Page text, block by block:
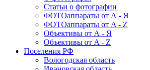
Статьи о фотографии
ФОТОаппараты от А - Я
ФОТОаппараты от A - Z
Объективы от А - Я
Объективы от A - Z
Поселения РФ
Вологодская область